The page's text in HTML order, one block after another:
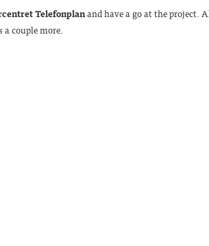
Telefonplanand have a go at the project.
a couple more.